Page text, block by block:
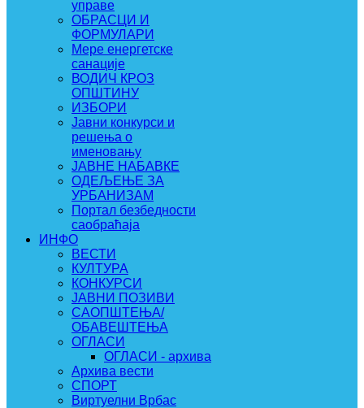
управе
ОБРАСЦИ И
ФОРМУЛАРИ
Мере енергетске
санације
ВОДИЧ КРОЗ
ОПШТИНУ
ИЗБОРИ
Јавни конкурси и
решења о
именовању
ЈАВНЕ НАБАВКЕ
ОДЕЉЕЊЕ ЗА
УРБАНИЗАМ
Портал безбедности
саобраћаја
ИНФО
ВЕСТИ
КУЛТУРА
КОНКУРСИ
ЈАВНИ ПОЗИВИ
САОПШТЕЊА/
ОБАВЕШТЕЊА
ОГЛАСИ
ОГЛАСИ - архива
Архива вести
СПОРТ
Виртуелни Врбас